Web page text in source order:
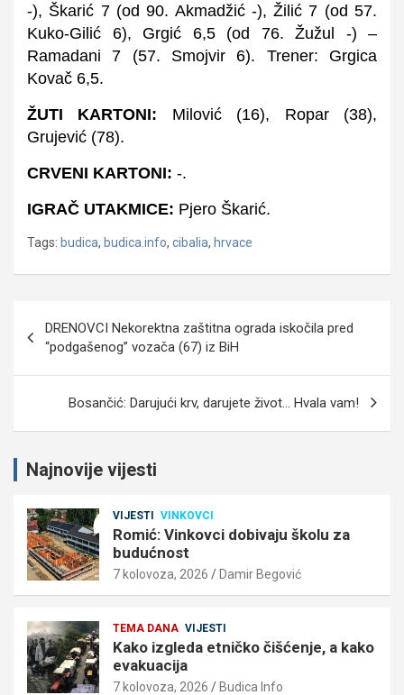
-), Škarić 7 (od 90. Akmadžić -), Žilić 7 (od 57.
Kuko-Gilić 6), Grgić 6,5 (od 76. Žužul -) –
Ramadani 7 (57. Smojvir 6). Trener: Grgica
Kovač 6,5.
ŽUTI KARTONI: Milović (16), Ropar (38),
Grujević (78).
CRVENI KARTONI: -.
IGRAČ UTAKMICE: Pjero Škarić.
Tags: budica, budica.info, cibalia, hrvace
objava
DRENOVCI Nekorektna zaštitna ograda iskočila pred
“podgašenog” vozača (67) iz BiH
Bosančić: Darujući krv, darujete život… Hvala vam!
Najnovije vijesti
VIJESTI VINKOVCI
Romić: Vinkovci dobivaju školu za
budućnost
7 kolovoza, 2026 Damir Begović
TEMA DANA VIJESTI
Kako izgleda etničko čišćenje, a kako
evakuacija
7 kolovoza, 2026 Budica Info